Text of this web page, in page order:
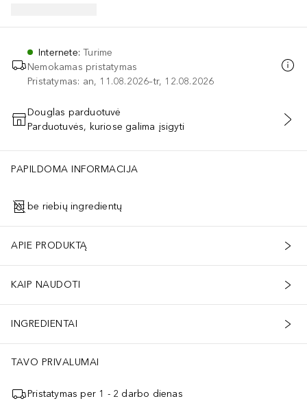
Internete:Turime
Nemokamas pristatymas
Pristatymas: an, 11.08.2026–tr, 12.08.2026
PRIDĖTI Į KREPŠELĮ
Douglas parduotuvė
Parduotuvės, kuriose galima įsigyti
PAPILDOMA INFORMACIJA
be riebių ingredientų
APIE PRODUKTĄ
KAIP NAUDOTI
INGREDIENTAI
TAVO PRIVALUMAI
Pristatymas per 1 - 2 darbo dienas